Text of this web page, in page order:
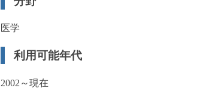
医学
利用可能年代
2002～現在